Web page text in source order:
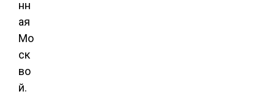
нн
ая
Мо
ск
во
й.